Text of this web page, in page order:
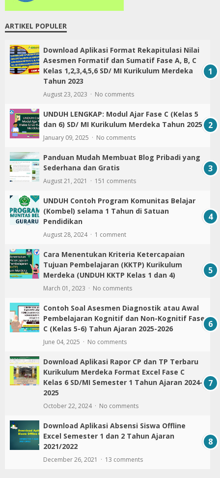
ARTIKEL POPULER
Download Aplikasi Format Rekapitulasi Nilai
Asesmen Formatif dan Sumatif Fase A, B, C
Kelas 1,2,3,4,5,6 SD/ MI Kurikulum Merdeka
Tahun 2023
August 23, 2023 No comments
UNDUH LENGKAP: Modul Ajar Fase C (Kelas 5
dan 6) SD/ MI Kurikulum Merdeka Tahun 2025
January 09, 2025 No comments
Panduan Mudah Membuat Blog Pribadi yang
Sederhana dan Gratis
August 21, 2021 151 comments
UNDUH Contoh Program Komunitas Belajar
(Kombel) selama 1 Tahun di Satuan
Pendidikan
August 28, 2024 1 comment
Cara Menentukan Kriteria Ketercapaian
Tujuan Pembelajaran (KKTP) Kurikulum
Merdeka (UNDUH KKTP Kelas 1 dan 4)
March 01, 2023 No comments
Contoh Soal Asesmen Diagnostik atau Awal
Pembelajaran Kognitif dan Non-Kognitif Fase
C (Kelas 5-6) Tahun Ajaran 2025-2026
June 04, 2025 No comments
Download Aplikasi Rapor CP dan TP Terbaru
Kurikulum Merdeka Format Excel Fase C
Kelas 6 SD/MI Semester 1 Tahun Ajaran 2024-
2025
October 22, 2024 No comments
Download Aplikasi Absensi Siswa Offline
Excel Semester 1 dan 2 Tahun Ajaran
2021/2022
December 26, 2021 13 comments